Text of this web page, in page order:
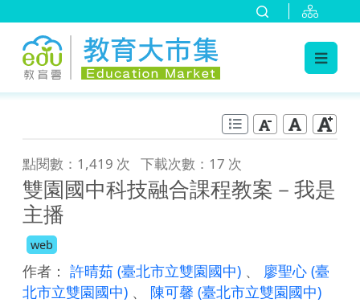
點閱數：1,419 次 下載次數：17 次
雙園國中科技融合課程教案－我是
主播
web
作者： 許晴茹 (臺北市立雙園國中) 、 廖聖心 (臺
北市立雙園國中) 、 陳可馨 (臺北市立雙園國中)